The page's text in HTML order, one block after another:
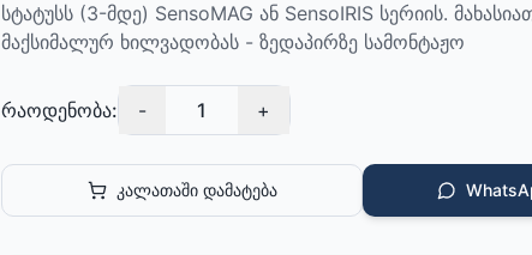
სტატუსს (3-მდე) SensoMAG ან SensoIRIS სერიის.
მაქსიმალურ ხილვადობას - ზედაპირზე სამონტაჟო
რაოდენობა: - 1 +
კალათაში დამატება